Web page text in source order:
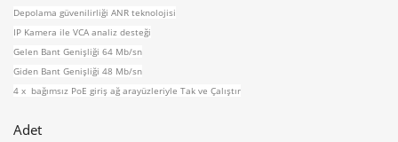
Depolama güvenilirliği ANR teknolojisi
IP Kamera ile VCA analiz desteği
Gelen Bant Genişliği 64 Mb/sn
Giden Bant Genişliği 48 Mb/sn
4 x bağımsız PoE giriş ağ arayüzleriyle Tak ve Çalıştır
Adet